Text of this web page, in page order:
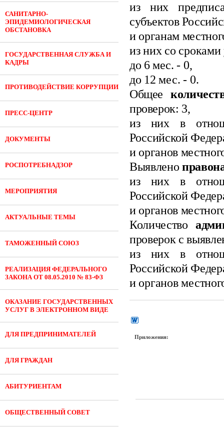
САНИТАРНО-
ЭПИДЕМИОЛОГИЧЕСКАЯ
ОБСТАНОВКА
ГОСУДАРСТВЕННАЯ СЛУЖБА И
КАДРЫ
ПРОТИВОДЕЙСТВИЕ КОРРУПЦИИ
ПРЕСС-ЦЕНТР
ДОКУМЕНТЫ
РОСПОТРЕБНАДЗОР
МЕРОПРИЯТИЯ
АКТУАЛЬНЫЕ ТЕМЫ
ТАМОЖЕННЫЙ СОЮЗ
РЕАЛИЗАЦИЯ ФЕДЕРАЛЬНОГО
ЗАКОНА ОТ 08.05.2010 № 83-ФЗ
ОКАЗАНИЕ ГОСУДАРСТВЕННЫХ
УСЛУГ В ЭЛЕКТРОННОМ ВИДЕ
ДЛЯ ПРЕДПРИНИМАТЕЛЕЙ
ДЛЯ ГРАЖДАН
АБИТУРИЕНТАМ
ОБЩЕСТВЕННЫЙ СОВЕТ
из них
субъектов
и органам
из них со
до 6мес. - 0,
до 12 мес.- 0.
Общее
проверок: 3,
из них в
Российской
и органов
Выявлено
из них в
Российской
и органов
Количество
проверок с
из них в
Российской
и органов
Приложения: